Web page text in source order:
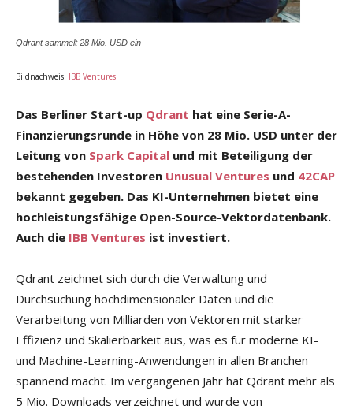
Qdrant sammelt 28 Mio. USD ein
Bildnachweis: IBB Ventures.
Das Berliner Start-up Qdrant hat eine Serie-A-
Finanzierungsrunde in Höhe von 28 Mio. USD unter der
Leitung von Spark Capital und mit Beteiligung der
bestehenden Investoren Unusual Ventures und 42CAP
bekannt gegeben. Das KI-Unternehmen bietet eine
hochleistungsfähige Open-Source-Vektordatenbank.
Auch die IBB Ventures ist investiert.
Qdrant zeichnet sich durch die Verwaltung und
Durchsuchung hochdimensionaler Daten und die
Verarbeitung von Milliarden von Vektoren mit starker
Effizienz und Skalierbarkeit aus, was es für moderne KI-
und Machine-Learning-Anwendungen in allen Branchen
spannend macht. Im vergangenen Jahr hat Qdrant mehr als
5 Mio. Downloads verzeichnet und wurde von